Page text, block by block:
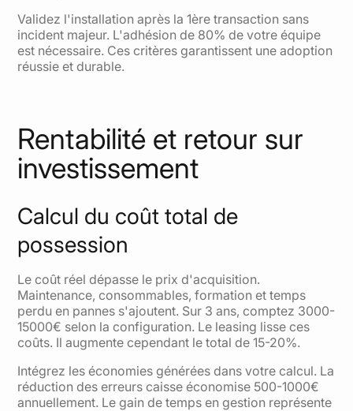
Validez l'installation après la 1ère transaction sans
incident majeur. L'adhésion de 80% de votre équipe
est nécessaire. Ces critères garantissent une adoption
réussie et durable.
Rentabilité et retour sur
investissement
Calcul du coût total de
possession
Le coût réel dépasse le prix d'acquisition.
Maintenance, consommables, formation et temps
perdu en pannes s'ajoutent. Sur 3 ans, comptez 3000-
15000€ selon la configuration. Le leasing lisse ces
coûts. Il augmente cependant le total de 15-20%.
Intégrez les économies générées dans votre calcul. La
réduction des erreurs caisse économise 500-1000€
annuellement. Le gain de temps en gestion représente